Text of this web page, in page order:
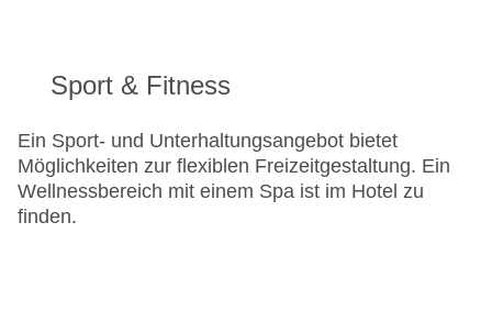
Sport & Fitness
Ein Sport- und Unterhaltungsangebot bietet
Möglichkeiten zur flexiblen Freizeitgestaltung. Ein
Wellnessbereich mit einem Spa ist im Hotel zu
finden.